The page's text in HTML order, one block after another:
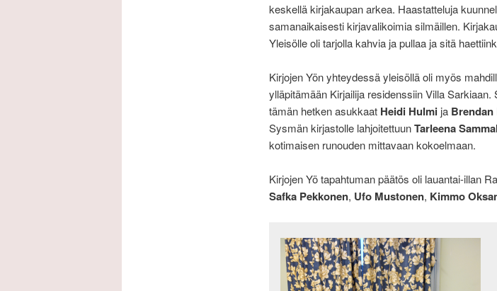
keskellä kirjakaupan arkea. Haastatteluja
samanaikaisesti kirjavalikoimia silmäillen.
Yleisölle oli tarjolla kahvia ja pullaa ja sitä
Kirjojen Yön yhteydessä yleisöllä oli myös
ylläpitämään Kirjailija residenssiin Villa
tämän hetken asukkaat Heidi Hulmija
Sysmän kirjastolle lahjoitettuunTarleena
kotimaisen runouden mittavaan kokoelmaan.
Kirjojen Yö tapahtuman päätös oli lauantai-illan
Safka Pekkonen, Ufo Mustonen, Kimmo